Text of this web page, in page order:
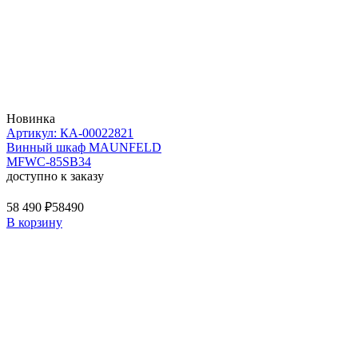
Новинка
Артикул: КА-00022821
Винный шкаф MAUNFELD
MFWC-85SB34
доступно к заказу
58 490 ₽58490
В корзину